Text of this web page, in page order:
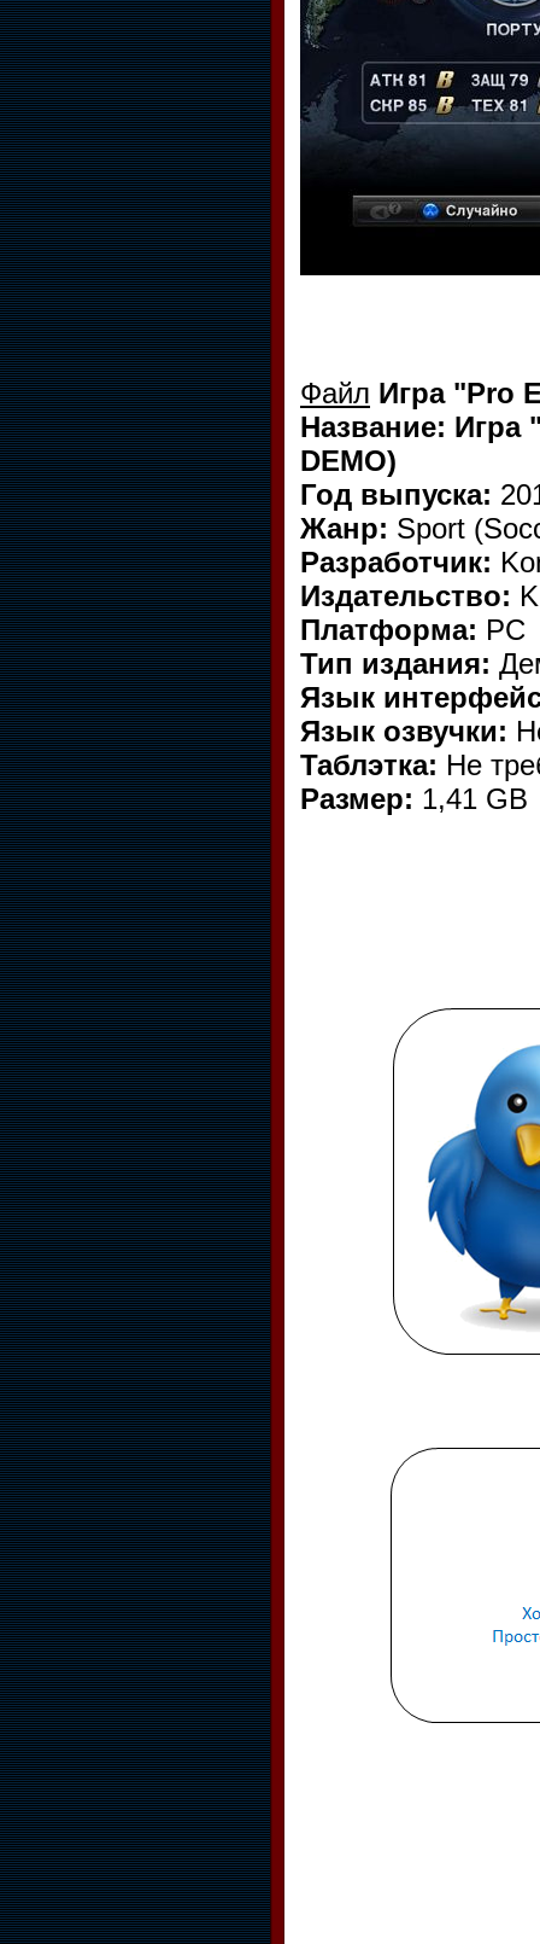
Файл Игра "Pro
Название: Игра
DEMO)
Год выпуска:
Жанр: Sport
Разработчик:
Издательство:
Платформа: PC
Тип издания:
Язык
Язык озвучки:
Таблэтка: Не
Размер: 1,41 GB